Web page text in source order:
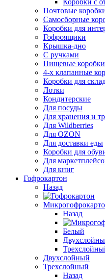
Коробки с
Почтовые
Самосборные
Коробки для
Гофроящики
Крышка-дно
С ручками
Пищевые коробки
4-х клапанные
Коробки для
Лотки
Кондитерские
Для посуды
Для хранения и
Для Wildberries
Для OZON
Для доставки еды
Коробки для
Для
Для книг
Гофрокартон
Назад
Назад
Белый
Двухслойный
Трехслойный
Назад